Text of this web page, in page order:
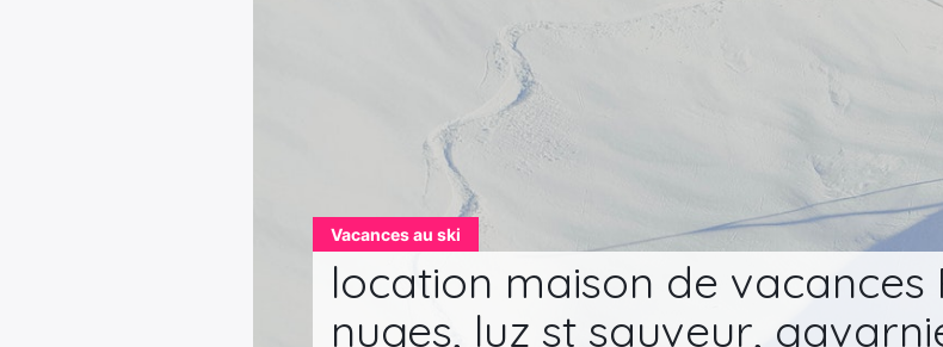
Vacances au ski
location maison de vacances
nuges, luz st sauveur,